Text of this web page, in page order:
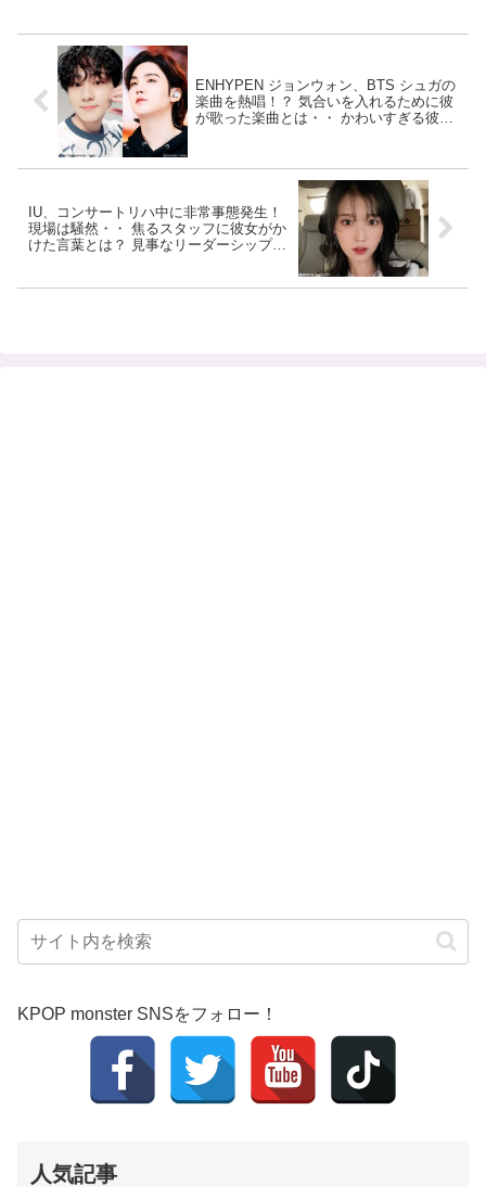
ENHYPEN ジョンウォン、BTS シュガの
楽曲を熱唱！？ 気合いを入れるために彼
が歌った楽曲とは・・ かわいすぎる彼の
IU、コンサートリハ中に非常事態発生！
現場は騒然・・ 焦るスタッフに彼女がか
けた言葉とは？ 見事なリーダーシップを
KPOP monster SNSをフォロー！
人気記事